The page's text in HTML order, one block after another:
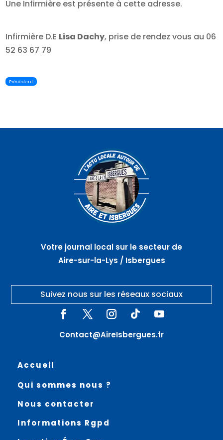
Une Infirmière est présente à cette adresse.
Infirmière D.E Lisa Dachy, prise de rendez vous au 06
52 63 67 79
Précédent
Votre journal local sur le secteur de
Aire-sur-la-Lys / Isbergues
Suivez nous sur les réseaux sociaux
Contact@AireIsbergues.fr
Accueil
Qui sommes nous ?
Nous contacter
Informations Rgpd